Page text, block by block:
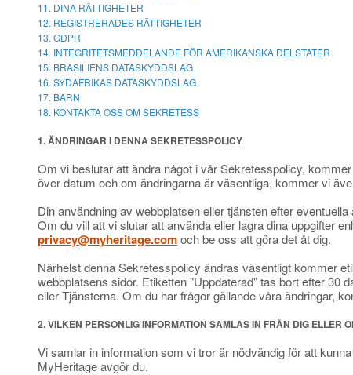
11. DINA RÄTTIGHETER
12. REGISTRERADES RÄTTIGHETER
13. GDPR
14. INTEGRITETSMEDDELANDE FÖR AMERIKANSKA DELSTATER
15. BRASILIENS DATASKYDDSLAG
16. SYDAFRIKAS DATASKYDDSLAG
17. BARN
18. KONTAKTA OSS OM SEKRETESS
1. ÄNDRINGAR I DENNA SEKRETESSPOLICY
Om vi beslutar att ändra något i vår Sekretesspolicy,
över datum och om ändringarna är väsentliga, kommer vi
Din användning av webbplatsen eller tjänsten efter
Om du vill att vi slutar att använda eller lagra dina uppgifter
privacy@myheritage.comoch be oss att göra det åt dig.
Närhelst denna Sekretesspolicy ändras väsentligt kommer
webbplatsens sidor. Etiketten "Uppdaterad" tas bort efter 30
eller Tjänsterna. Om du har frågor gällande våra ändringar,
2. VILKEN PERSONLIG INFORMATION SAMLAS IN FRÅN DIG ELLER
Vi samlar in information som vi tror är nödvändig för att
MyHeritage avgör du.